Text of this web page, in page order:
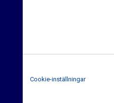
Cookie-inställningar